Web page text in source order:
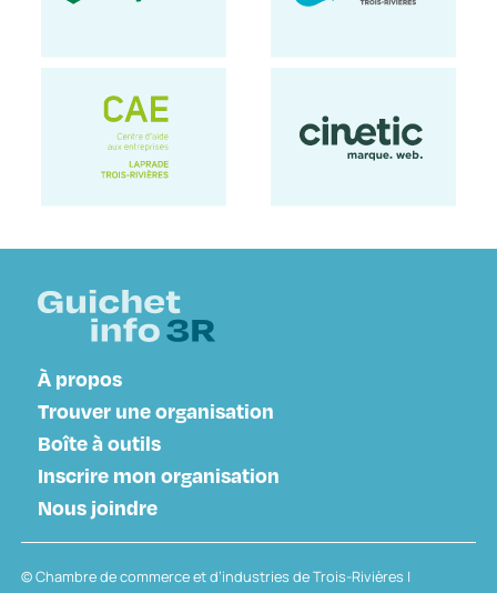
À propos
Trouver une organisation
Boîte à outils
Inscrire mon organisation
Nous joindre
© Chambre de commerce et d’industries de Trois-Rivières |